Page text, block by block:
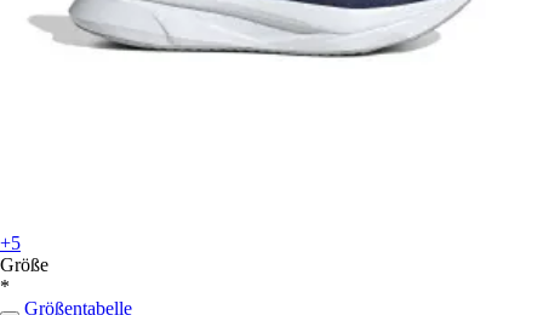
+5
Größe
*
Größentabelle